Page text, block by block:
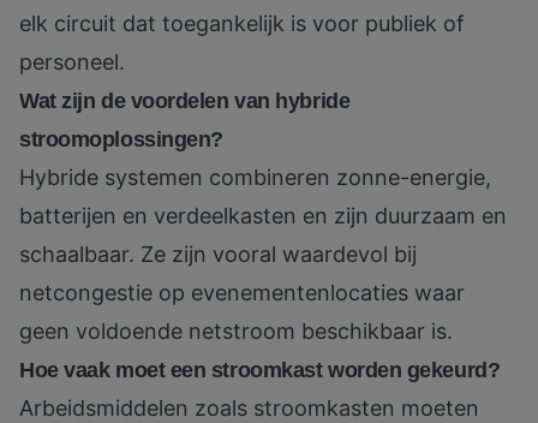
elk circuit dat toegankelijk is voor publiek of
personeel.
Wat zijn de voordelen van hybride
stroomoplossingen?
Hybride systemen combineren zonne-energie,
batterijen en verdeelkasten en zijn duurzaam en
schaalbaar. Ze zijn vooral waardevol bij
netcongestie op evenementenlocaties waar
geen voldoende netstroom beschikbaar is.
Hoe vaak moet een stroomkast worden gekeurd?
Arbeidsmiddelen zoals stroomkasten moeten